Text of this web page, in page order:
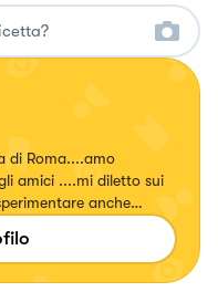
di Roma....amo
amici ....mi diletto sui
liquori. Seguitemi!!!!